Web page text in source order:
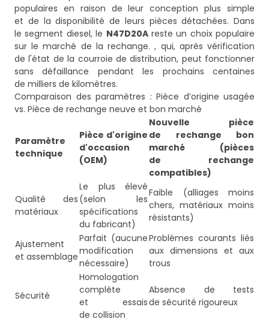
populaires en raison de leur conception plus simple
et de la disponibilité de leurs pièces détachées. Dans
le segment diesel, le N47D20Areste un choix populaire
sur le marché de la rechange. , qui, après vérification
de l'état de la courroie de distribution, peut fonctionner
sans défaillance pendant les prochains centaines
de milliers de kilomètres.
Comparaison des paramètres : Pièce d’origine usagée
vs. Pièce de rechange neuve et bon marché
Paramètre
technique
Pièce d'origine
d'occasion
(OEM)
Nouvelle pièce
de rechange bon
marché (pièces
de rechange
compatibles)
Qualité des
matériaux
Le plus élevé
(selon les
spécifications
du fabricant)
Faible (alliages moins
chers, matériaux moins
résistants)
Ajustement
et assemblage
Parfait (aucune
modification
nécessaire)
Problèmes courants liés
aux dimensions et aux
trous
Sécurité
Homologation
complète
et essais
de collision
Absence de tests
de sécurité rigoureux